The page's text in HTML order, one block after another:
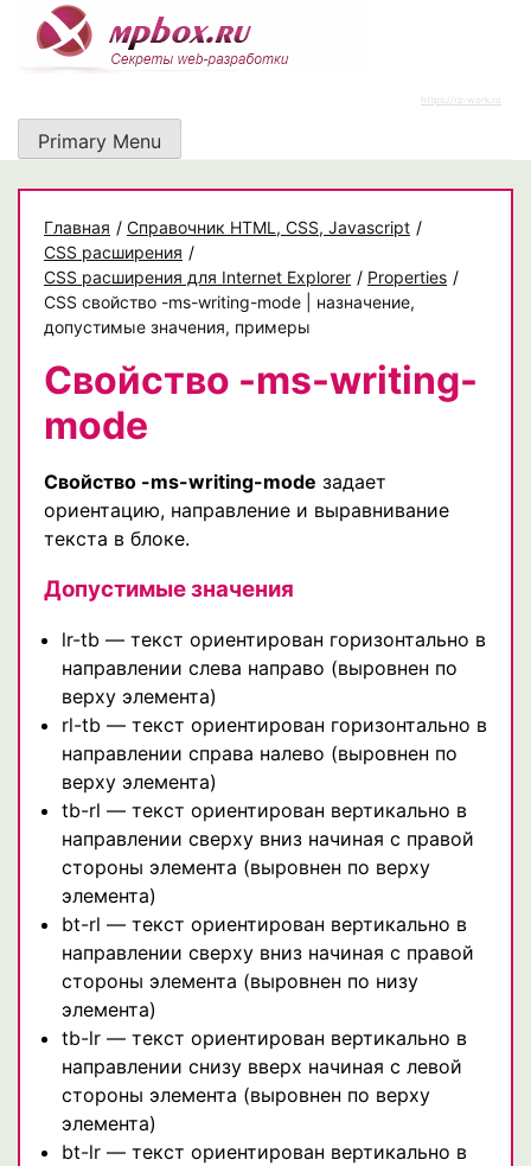
content
https://rz-work.ru
Primary Menu
Главная / Cправочник HTML, CSS, Javascript /
CSS расширения /
CSS расширения для Internet Explorer / Properties /
CSS свойство -ms-writing-mode | назначение,
допустимые значения, примеры
Свойство -ms-writing-
mode
Свойство -ms-writing-mode задает
ориентацию, направление и выравнивание
текста в блоке.
Допустимые значения
lr-tb — текст ориентирован горизонтально в
направлении слева направо (выровнен по
верху элемента)
rl-tb — текст ориентирован горизонтально в
направлении справа налево (выровнен по
верху элемента)
tb-rl — текст ориентирован вертикально в
направлении сверху вниз начиная с правой
стороны элемента (выровнен по верху
элемента)
bt-rl — текст ориентирован вертикально в
направлении сверху вниз начиная с правой
стороны элемента (выровнен по низу
элемента)
tb-lr — текст ориентирован вертикально в
направлении снизу вверх начиная с левой
стороны элемента (выровнен по верху
элемента)
bt-lr — текст ориентирован вертикально в